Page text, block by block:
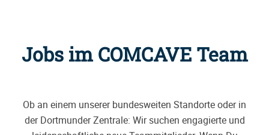
Jobs im COMCAVE Team
Ob an einem unserer bundesweiten Standorte oder in
der Dortmunder Zentrale: Wir suchen engagierte und